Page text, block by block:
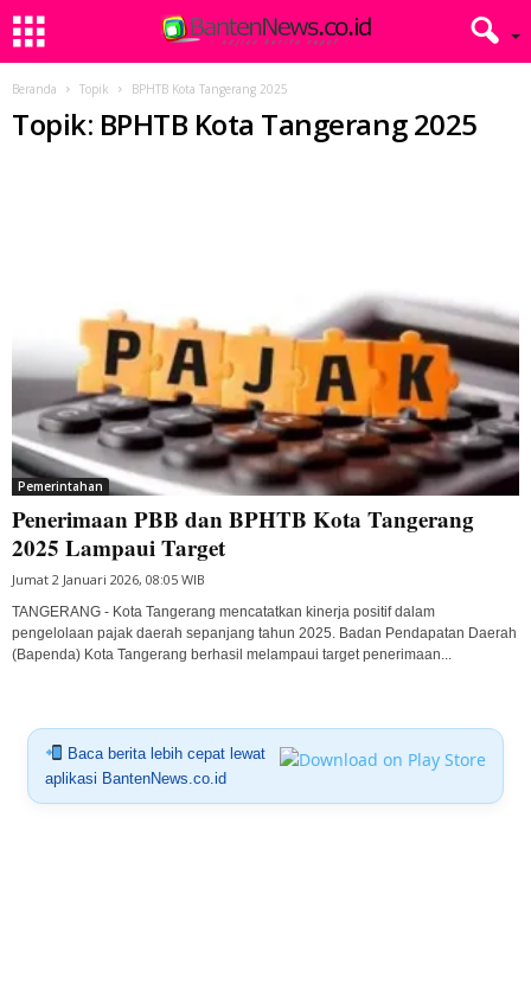
Beranda Topik BPHTB Kota Tangerang 2025
Topik: BPHTB Kota Tangerang 2025
Pemerintahan
Penerimaan PBB dan BPHTB Kota Tangerang
2025 Lampaui Target
Jumat 2 Januari 2026, 08:05 WIB
TANGERANG - Kota Tangerang mencatatkan kinerja positif dalam
pengelolaan pajak daerah sepanjang tahun 2025. Badan Pendapatan Daerah
(Bapenda) Kota Tangerang berhasil melampaui target penerimaan...
Baca berita lebih cepat lewat
aplikasi BantenNews.co.id